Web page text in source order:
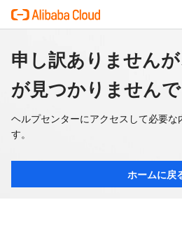
申し訳ありません
が見つかりませんで
ヘルプセンターにアクセスして必要な
す。
ホームに戻